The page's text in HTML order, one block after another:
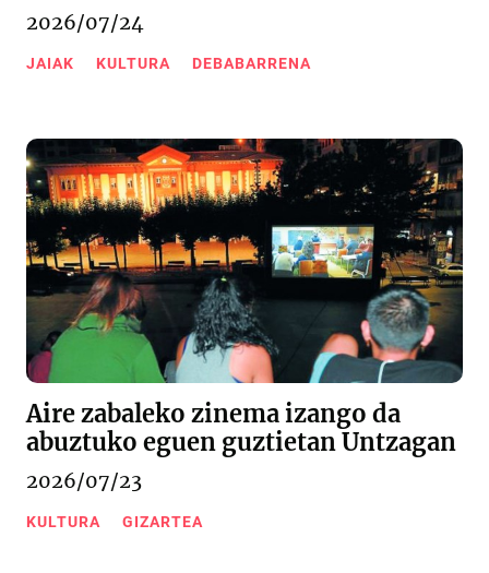
2026/07/24
JAIAK KULTURA DEBABARRENA
Aire zabaleko zinema izango da
abuztuko eguen guztietan Untzagan
2026/07/23
KULTURA GIZARTEA